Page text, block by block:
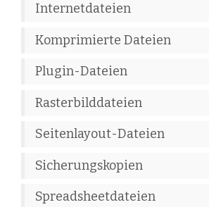
Internetdateien
Komprimierte Dateien
Plugin-Dateien
Rasterbilddateien
Seitenlayout-Dateien
Sicherungskopien
Spreadsheetdateien